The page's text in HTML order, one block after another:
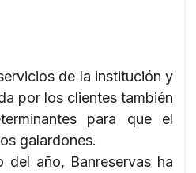
de la institución y
por los clientes también
para que el
galardones.
del año, Banreservas ha